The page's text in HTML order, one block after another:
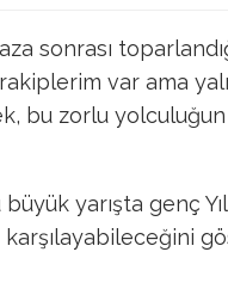
sonrası
var ama
bu zorlu
yarışta genç